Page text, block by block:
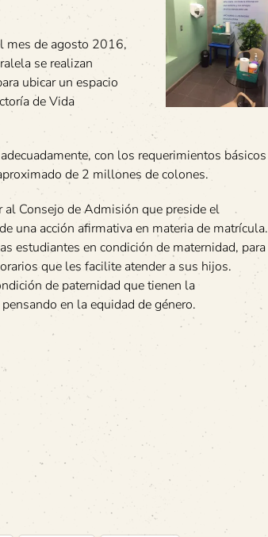
mes de agosto 2016,
se realizan
ubicar un espacio
de Vida
con los requerimientos básicos
de 2 millones de colones.
al Consejo de Admisión que preside el
una acción afirmativa en materia de matrícula.
estudiantes en condición de maternidad, para
que les facilite atender a sus hijos.
de paternidad que tienen la
en la equidad de género.